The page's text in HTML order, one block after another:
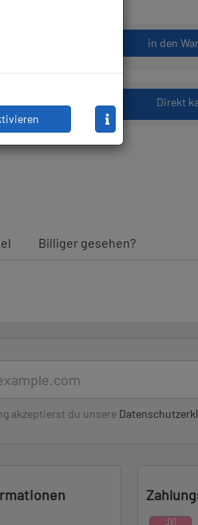
in den
Direkt
Billiger gesehen?
akzeptierst du unsere